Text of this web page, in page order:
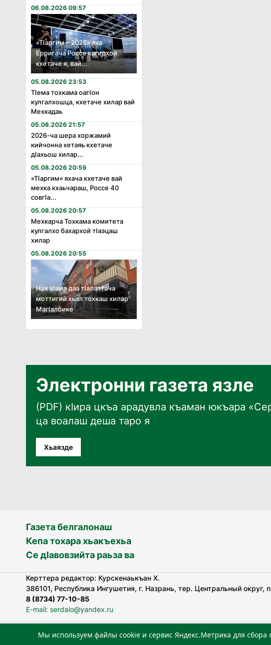
06.08.2026 09:57
«Тӏаргим – 2026» яха
Ерригача Россе кагирхой
кхетаче я, вай...
05.08.2026 23:53
Тӏема тохкама оагӏон
кулгалхошца, кхетаче хилар вай
Мехкадаь
05.08.2026 21:57
2026-ча шера хоржамий
кийчонна хетаяь кхетаче
дӏахьош хилар...
05.08.2026 20:59
«Тӏаргим» яхача кхетаче вай
мехка кхаьчараш, Россе 40
совгӏа...
05.08.2026 20:57
Мехкарча Тохкама комитета
кулгалхо бахархой тӏаэцаш
хилар
05.08.2026 20:55
Нах хӏама даа тӏалаттача
моттигий хьал тохкаш хилар
Магӏалбике
Электронни газета язле
(PDF) кӀира цкъа арадувла къаман юкъара
ца воалаш деша таро я
Хьаязде
Газета белгалонаш
Кепа тохара хьакъехьа
Се дӀавовзийта раьза ва
Керттера редактор: Курскенаькъан Х.
386101, Республика Ингушетия, г. Назрань, тер. Центральный округ,
8 (8734) 77-10-85
E-mail: serdalo@yandex.ru
«Сердало» газета арадувлар чIоагIдаьд бувзамеи, хоам беча
Мы используем файлы cookie и сервис Яндекс.Метрика для сбора